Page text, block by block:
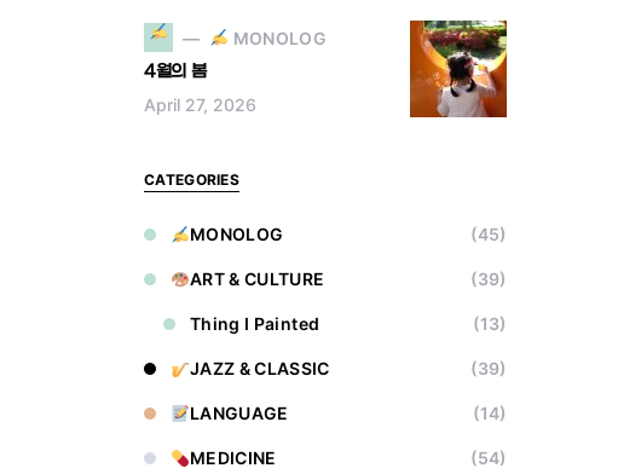
MONOLOG
4월의 봄
April 27, 2026
CATEGORIES
MONOLOG (45)
ART & CULTURE (39)
Thing I Painted (13)
JAZZ & CLASSIC (39)
LANGUAGE (14)
MEDICINE (54)